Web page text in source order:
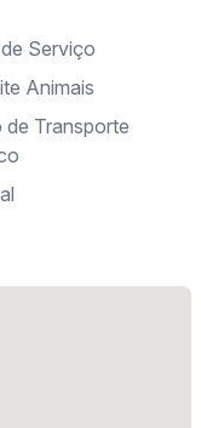
Serviço
Animais
de Transporte